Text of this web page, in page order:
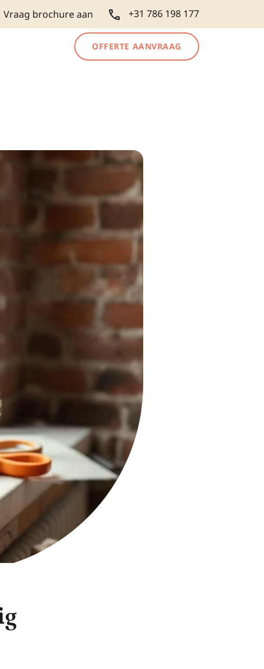
Vraag brochure aan +31 786 198 177
OFFERTE AANVRAAG